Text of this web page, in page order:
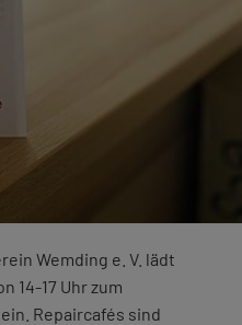
Wemding e. V. lädt
14-17 Uhr zum
Repaircafés sind